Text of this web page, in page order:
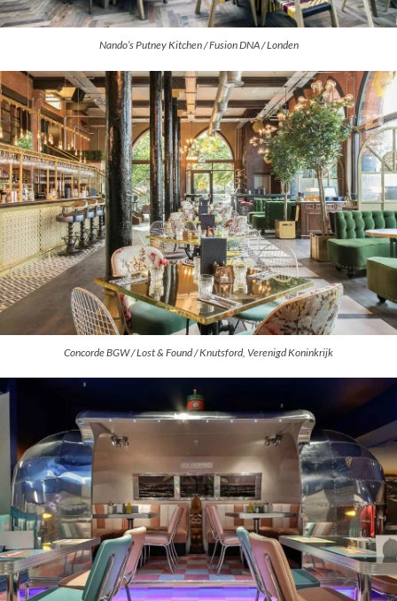
Nando’s Putney Kitchen / Fusion DNA / Londen
Concorde BGW / Lost & Found / Knutsford, Verenigd Koninkrijk